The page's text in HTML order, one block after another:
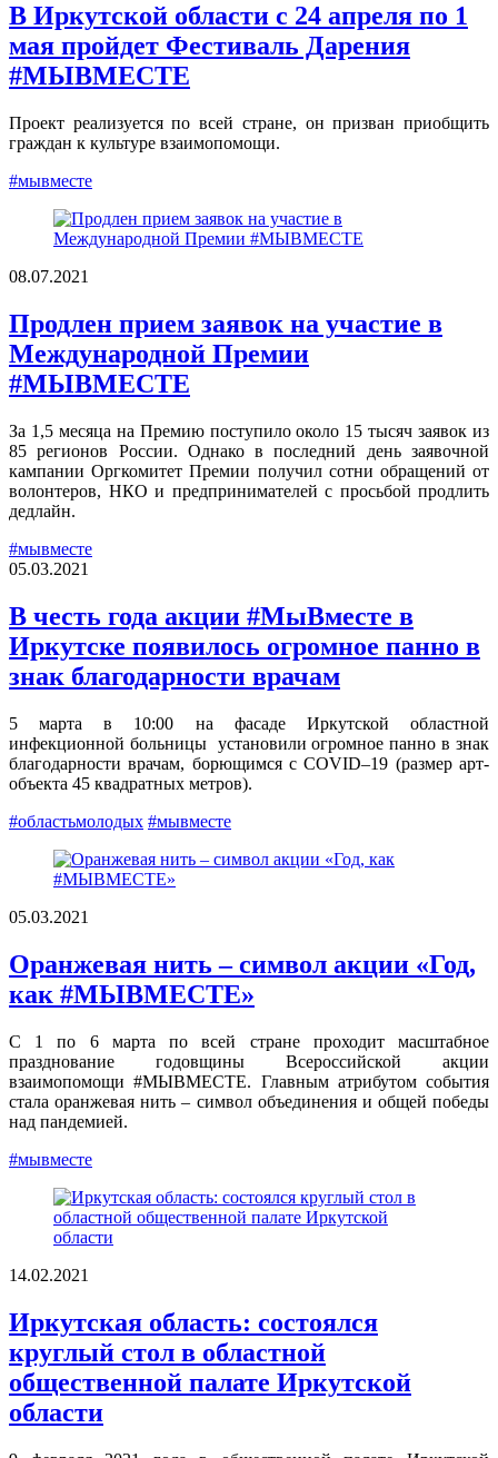
В Иркутской области с 24 апреля по 1
мая пройдет Фестиваль Дарения
#МЫВМЕСТЕ
Проект реализуется по всей стране, он призван приобщить
граждан к культуре взаимопомощи.
#мывместе
08.07.2021
Продлен прием заявок на участие в
Международной Премии
#МЫВМЕСТЕ
За 1,5 месяца на Премию поступило около 15 тысяч заявок из
85 регионов России. Однако в последний день заявочной
кампании Оргкомитет Премии получил сотни обращений от
волонтеров, НКО и предпринимателей с просьбой продлить
дедлайн.
#мывместе
05.03.2021
В честь года акции #МыВместе в
Иркутске появилось огромное панно в
знак благодарности врачам
5 марта в 10:00 на фасаде Иркутской областной
инфекционной больницы установили огромное панно в знак
благодарности врачам, борющимся с COVID–19 (размер арт-
объекта 45 квадратных метров).
#областьмолодых #мывместе
05.03.2021
Оранжевая нить – символ акции «Год,
как #МЫВМЕСТЕ»
С 1 по 6 марта по всей стране проходит масштабное
празднование годовщины Всероссийской акции
взаимопомощи #МЫВМЕСТЕ. Главным атрибутом события
стала оранжевая нить – символ объединения и общей победы
над пандемией.
#мывместе
14.02.2021
Иркутская область: состоялся
круглый стол в областной
общественной палате Иркутской
области